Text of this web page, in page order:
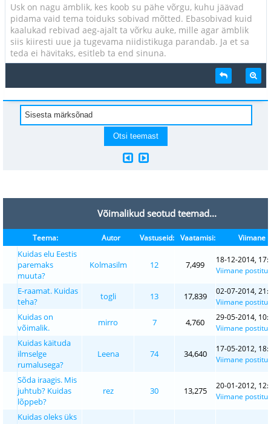
Usk on nagu ämblik, kes koob su pähe võrgu, kuhu jäävad
pidama vaid tema toiduks sobivad mõtted. Ebasobivad kuid
kaalukad rebivad aeg-ajalt ta võrku auke, mille agar ämblik
siis kiiresti uue ja tugevama niidistikuga parandab. Ja et sa
teda ei hävitaks, esitleb ta end sinuna.
Võimalikud seotud teemad...
Teema: Autor Vastuseid: Vaatamisi: Viimane
Kuidas elu Eestis
paremaks
muuta?
Kolmasilm 12 7,499
18-12-2014,
Viimane postitus
E-raamat. Kuidas
teha?
togli 13 17,839
02-07-2014,
Viimane postitus
Kuidas on
võimalik.
mirro 7 4,760
29-05-2014,
Viimane postitus
Kuidas käituda
ilmselge
rumalusega?
Leena 74 34,640
17-05-2012,
Viimane postitus
Sõda iraagis. Mis
juhtub? Kuidas
lõppeb?
rez 30 13,275
20-01-2012,
Viimane postitus
Kuidas oleks üks